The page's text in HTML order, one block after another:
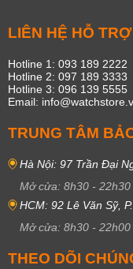
LIÊN HỆ HỖ TRỢ
Hotline 1: 093 189 2222
Hotline 2: 097 189 3333
Hotline 3: 096 139 5555
Email:
TRUNG TÂM
Hà Nội: 97 Trần Đại
Mở cửa: 8h30 - 22h30
HCM: 92 Lê Văn Sỹ,
Mở cửa: 8h30 - 22h00
THEO DÕI